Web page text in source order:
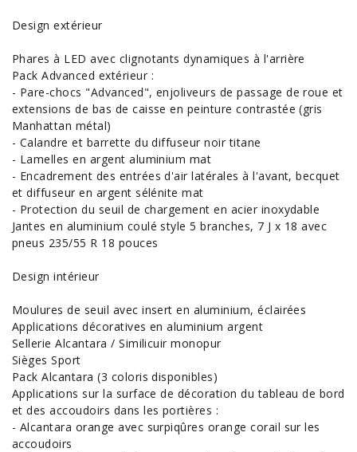
Design extérieur
Phares à LED avec clignotants dynamiques à l'arrière
Pack Advanced extérieur :
- Pare-chocs "Advanced", enjoliveurs de passage de roue et
extensions de bas de caisse en peinture contrastée (gris
Manhattan métal)
- Calandre et barrette du diffuseur noir titane
- Lamelles en argent aluminium mat
- Encadrement des entrées d'air latérales à l'avant, becquet
et diffuseur en argent sélénite mat
- Protection du seuil de chargement en acier inoxydable
Jantes en aluminium coulé style 5 branches, 7 J x 18 avec
pneus 235/55 R 18 pouces
Design intérieur
Moulures de seuil avec insert en aluminium, éclairées
Applications décoratives en aluminium argent
Sellerie Alcantara / Similicuir monopur
Sièges Sport
Pack Alcantara (3 coloris disponibles)
Applications sur la surface de décoration du tableau de bord
et des accoudoirs dans les portières :
- Alcantara orange avec surpiqûres orange corail sur les
accoudoirs